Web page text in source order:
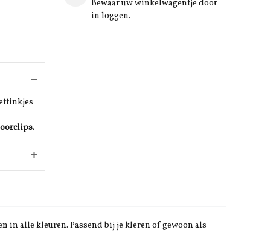
Bewaar uw winkelwagentje door
in loggen.
in alle kleuren. Passend bij je kleren of gewoon als